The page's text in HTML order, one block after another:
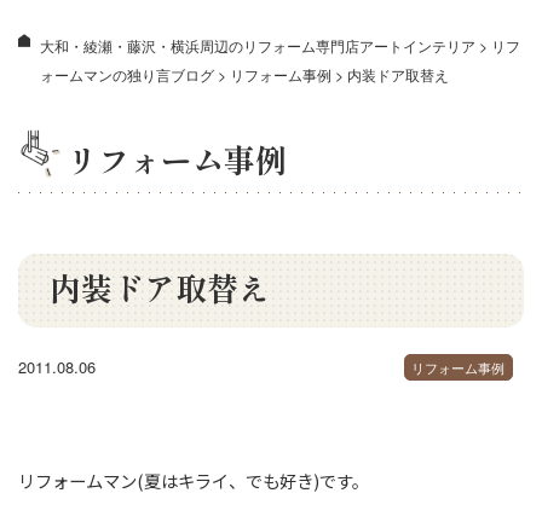
大和・綾瀬・藤沢・横浜周辺のリフォーム専門店アートインテリア > リフ
ォームマンの独り言ブログ > リフォーム事例 > 内装ドア取替え
リフォーム事例
内装ドア取替え
2011.08.06 リフォーム事例
リフォームマン(夏はキライ、でも好き)です。